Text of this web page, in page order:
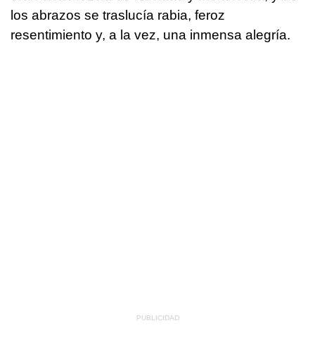
los abrazos se traslucía rabia, feroz
resentimiento y, a la vez, una inmensa alegría.